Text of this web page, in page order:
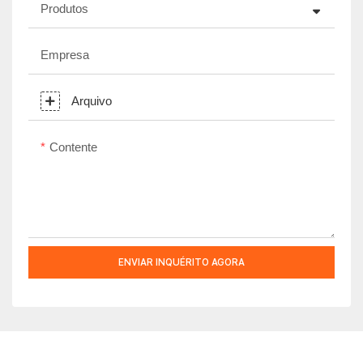
Produtos
Empresa
Arquivo
Contente
ENVIAR INQUÉRITO AGORA